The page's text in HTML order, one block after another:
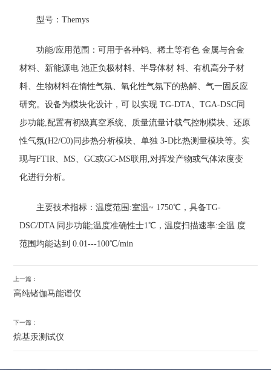
型号：Themys
功能/应用范围：可用于各种钨、稀土等有色 金属与合金
材料、新能源电 池正负极材料、半导体材 料、有机高分子材
料、生物材料在惰性气氛、氧化性气氛下的热解、气一固反应
研究。设备为模块化设计，可 以实现 TG-DTA、TGA-DSC同
步功能,配置有初级真空系统、质量流量计载气控制模块、还原
性气氛(H2/C0)同步热分析模块、单独 3-D比热测量模块等。实
现与FTIR、MS、GC或GC-MS联用,对挥发产物或气体浓度变
化进行分析。
主要技术指标：温度范围:室温~ 1750℃，具备TG-
DSC/DTA 同步功能;温度准确性士1℃，温度扫描速率:全温 度
范围均能达到 0.01---100℃/min
上一篇：
高纯锗伽马能谱仪
下一篇：
烷基汞测试仪